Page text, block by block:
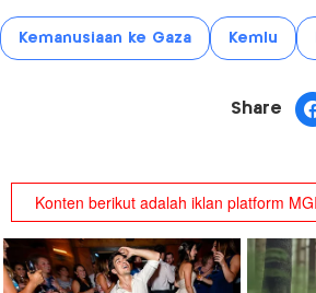
Kemanusiaan ke Gaza Kemlu
Share